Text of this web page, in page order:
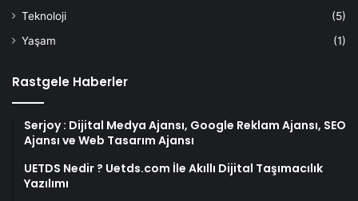
Teknoloji
(5)
Yaşam
(1)
Rastgele Haberler
Serjoy : Dijital Medya Ajansı, Google Reklam Ajansı, SEO
Ajansı ve Web Tasarım Ajansı
UETDS Nedir ? Uetds.com İle Akıllı Dijital Taşımacılık
Yazılımı